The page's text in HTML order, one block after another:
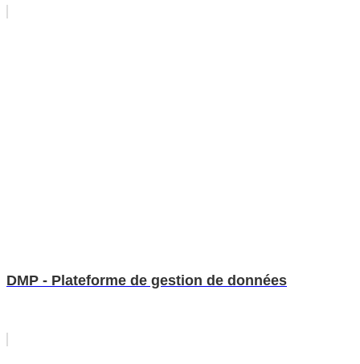
DMP - Plateforme de gestion de données